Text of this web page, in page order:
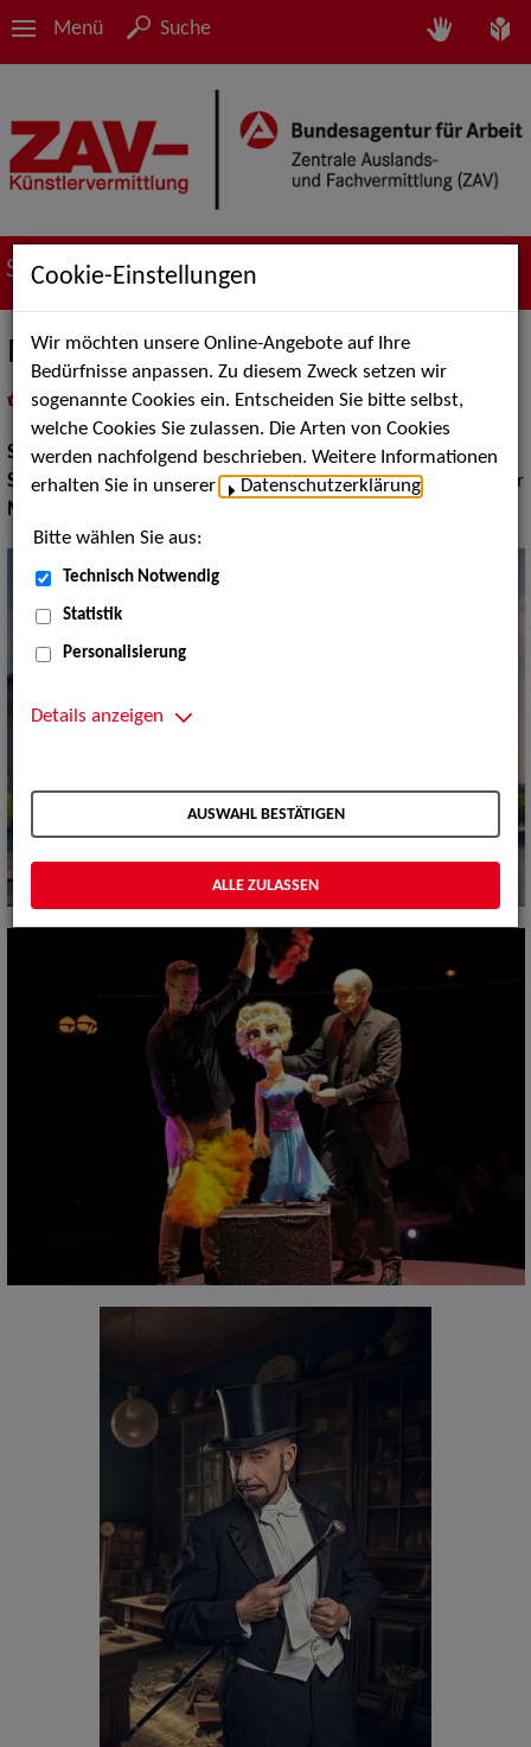
Menü Suche
Suche nach Künstler*innen
Marcelini
als PDF speichern
inMeine Merklistelegen
Show:Musik Shows, Show Acts
Show Acts: Bauchredner, Zauberei, Figuren und Puppentheater
Moderation:
Cookie-Einstellungen
Wir möchten unsere Online-Angebote auf Ihre
Bedürfnisse anpassen. Zu diesem Zweck setzen wir
sogenannte Cookies ein. Entscheiden Sie bitte selbst,
welche Cookies Sie zulassen. Die Arten von Cookies
werden nachfolgend beschrieben. Weitere Informationen
erhalten Sie in unserer
Datenschutzerklärung
Bitte wählen Sie aus:
Technisch Notwendig
Statistik
Personalisierung
Details anzeigen
AUSWAHL BESTÄTIGEN
ALLE ZULASSEN